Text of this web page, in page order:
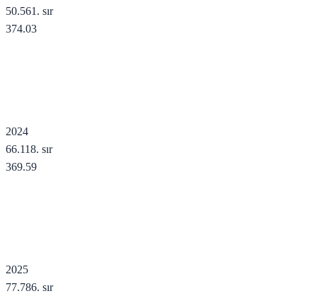
50.561 . sır
374.03
2024
66.118. sır
369.59
2025
77.786. sır